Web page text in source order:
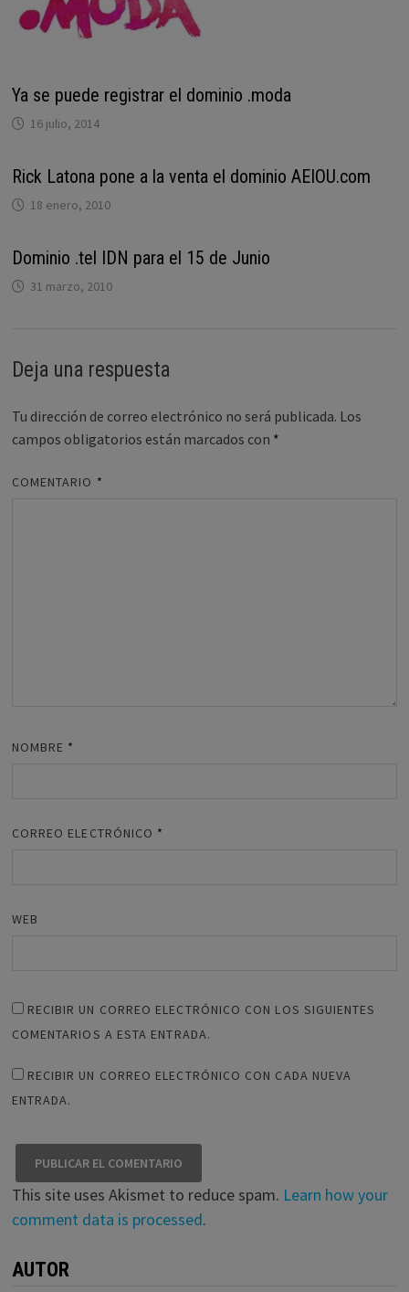
Ya se puede registrar el dominio .moda
16 julio, 2014
Rick Latona pone a la venta el dominio AEIOU.com
18 enero, 2010
Dominio .tel IDN para el 15 de Junio
31 marzo, 2010
Deja una respuesta
Tu dirección de correo electrónico no será publicada. Los
campos obligatorios están marcados con *
COMENTARIO *
NOMBRE *
CORREO ELECTRÓNICO *
WEB
RECIBIR UN CORREO ELECTRÓNICO CON LOS SIGUIENTES
COMENTARIOS A ESTA ENTRADA.
RECIBIR UN CORREO ELECTRÓNICO CON CADA NUEVA
ENTRADA.
This site uses Akismet to reduce spam. Learn how your
comment data is processed.
AUTOR